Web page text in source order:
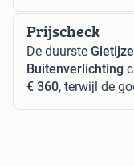
Prijscheck
De duurste
Buitenverlichting
€ 360, terwijl de